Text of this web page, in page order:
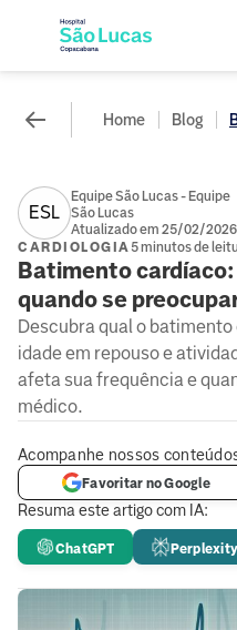
Home Blog
ESL
Equipe São Lucas - Equipe
São Lucas
Atualizado em 25/02/2026
CARDIOLOGIA 5 minutos de
Batimento
quando se
Descubra qual o
idade em repouso e
afeta sua frequência e
médico.
Resuma este artigo com IA:
ChatGPT Perplexity
Acompanhe nossos
Favoritar no Google